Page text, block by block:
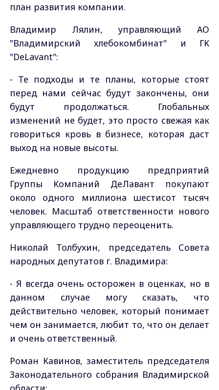
план развития компании.
Владимир Лялин, управляющий АО
"Владимирский хлебокомбинат" и ГК
"DeLavant":
- Те подходы и те планы, которые стоят
перед нами сейчас будут закончены, они
будут продолжаться. Глобальных
изменений не будет, это просто свежая как
говориться кровь в бизнесе, которая даст
выход на новые высоты.
Ежедневно продукцию предприятий
Группы Компаний ДеЛавант покупают
около одного миллиона шестисот тысяч
человек. Масштаб ответственности нового
управляющего трудно переоценить.
Николай Толбухин, председатель Совета
народных депутатов г. Владимира:
- Я всегда очень осторожен в оценках, но в
данном случае могу сказать, что
действительно человек, который понимает
чем он занимается, любит то, что он делает
и очень ответственный.
Роман Кавинов, заместитель председателя
Законодательного собрания Владимирской